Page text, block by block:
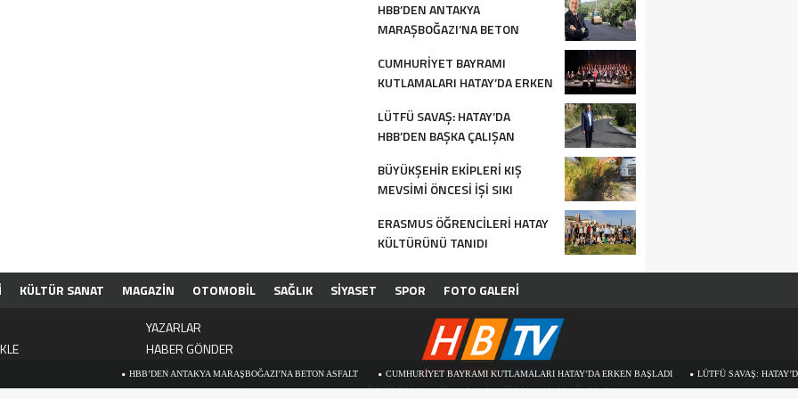
HBB’DEN ANTAKYA
MARAŞBOĞAZI’NA BETON
CUMHURİYET BAYRAMI
KUTLAMALARI HATAY’DA ERKEN
LÜTFÜ SAVAŞ: HATAY’DA
HBB’DEN BAŞKA ÇALIŞAN
BÜYÜKŞEHİR EKİPLERİ KIŞ
MEVSİMİ ÖNCESİ İŞİ SIKI
ERASMUS ÖĞRENCİLERİ HATAY
KÜLTÜRÜNÜ TANIDI
KÜLTÜR SANAT MAGAZİN OTOMOBİL SAĞLIK SİYASET SPOR
FOTO GALERİ
YAZARLAR
HABER GÖNDER
©2019 Hatay Büyükşehir TV. Her Hakkı Saklıdır.
HBB’DEN ANTAKYA MARAŞBOĞAZI’NA BETON ASFALT CUMHURİYET BAYRAMI KUTLAMALARI HATAY’DA ERKEN BAŞLADI LÜTFÜ SAVAŞ: HATAY’DA